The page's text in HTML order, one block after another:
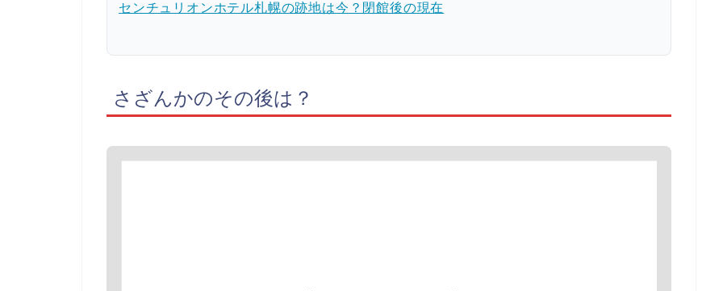
センチュリオンホテル札幌の跡地は今？閉館後の現在
さざんかのその後は？